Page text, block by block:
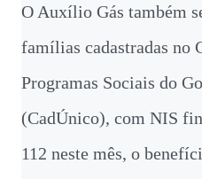
O Auxílio Gás também
famílias cadastradas no
Programas Sociais do
(CadÚnico), com NIS
112 neste mês, o